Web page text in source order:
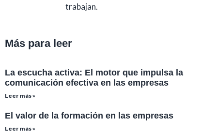
trabajan.
Más para leer
La escucha activa: El motor que impulsa la
comunicación efectiva en las empresas
Leer más »
El valor de la formación en las empresas
Leer más »